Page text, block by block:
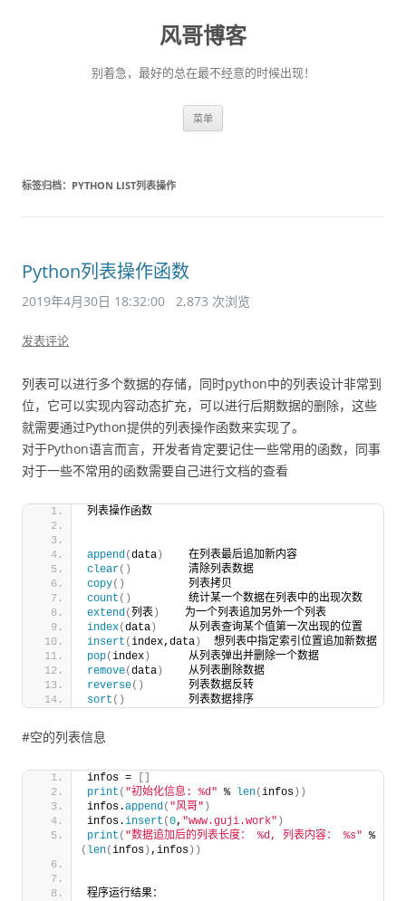
风哥博客
别着急，最好的总在最不经意的时候出现！
菜单
标签归档： PYTHON LIST列表操作
Python列表操作函数
2019年4月30日 18:32:00 2,873 次浏览
发表评论
列表可以进行多个数据的存储，同时python中的列表设计非常到
位，它可以实现内容动态扩充，可以进行后期数据的删除，这些
就需要通过Python提供的列表操作函数来实现了。
对于Python语言而言，开发者肯定要记住一些常用的函数，同事
对于一些不常用的函数需要自己进行文档的查看
列表操作函数
append(data )
    在列表最后追加新内容
clear()
         清除列表数据
copy()
          列表拷贝
count ()
         统计某一个数据在列表中的出现次数
extend(列表 )
    为一个列表追加另外一个列表
index(data )
     从列表查询某个值第一次出现的位置
insert (index,data )
  想列表中指定索引位置追加新数据
pop(index )
      从列表弹出并删除一个数据
remove(data )
    从列表删除数据
reverse()
       列表数据反转
sort ()
          列表数据排序
#空的列表信息
infos =
print ( "初始化信息: %d" % len(infos ))
infos.append( "风哥" )
infos.insert (0, "www.guji.work" )
print ( "数据追加后的列表长度： %d, 列表内容： %s"
%
( len(infos ) ,infos ))
程序运行结果：